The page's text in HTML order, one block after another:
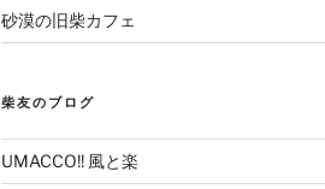
砂漠の旧柴カフェ
柴友のブログ
UMACCO!! 風と楽